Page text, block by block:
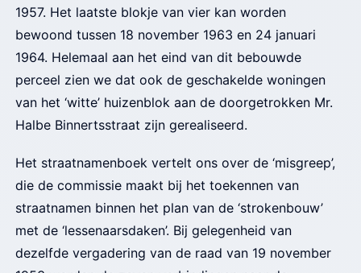
1957. Het laatste blokje van vier kan worden
bewoond tussen 18 november 1963 en 24 januari
1964. Helemaal aan het eind van dit bebouwde
perceel zien we dat ook de geschakelde woningen
van het ‘witte’ huizenblok aan de doorgetrokken Mr.
Halbe Binnertsstraat zijn gerealiseerd.
Het straatnamenboek vertelt ons over de ‘misgreep’,
die de commissie maakt bij het toekennen van
straatnamen binnen het plan van de ‘strokenbouw’
met de ‘lessenaarsdaken’. Bij gelegenheid van
dezelfde vergadering van de raad van 19 november